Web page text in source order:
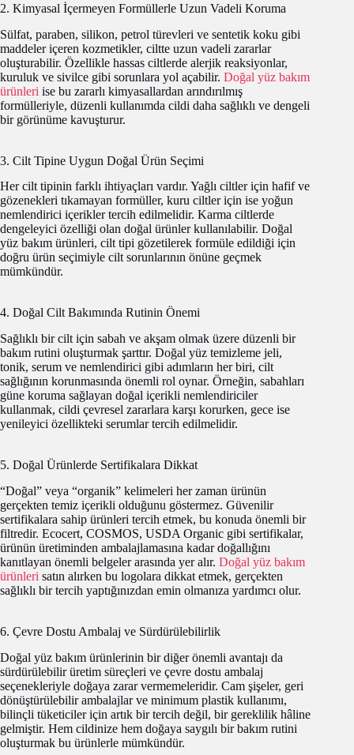
2. Kimyasal İçermeyen Formüllerle Uzun Vadeli Koruma
Sülfat, paraben, silikon, petrol türevleri ve sentetik koku gibi
maddeler içeren kozmetikler, ciltte uzun vadeli zararlar
oluşturabilir. Özellikle hassas ciltlerde alerjik reaksiyonlar,
kuruluk ve sivilce gibi sorunlara yol açabilir. Doğal yüz bakım
ürünleri ise bu zararlı kimyasallardan arındırılmış
formülleriyle, düzenli kullanımda cildi daha sağlıklı ve dengeli
bir görünüme kavuşturur.
3. Cilt Tipine Uygun Doğal Ürün Seçimi
Her cilt tipinin farklı ihtiyaçları vardır. Yağlı ciltler için hafif ve
gözenekleri tıkamayan formüller, kuru ciltler için ise yoğun
nemlendirici içerikler tercih edilmelidir. Karma ciltlerde
dengeleyici özelliği olan doğal ürünler kullanılabilir. Doğal
yüz bakım ürünleri, cilt tipi gözetilerek formüle edildiği için
doğru ürün seçimiyle cilt sorunlarının önüne geçmek
mümkündür.
4. Doğal Cilt Bakımında Rutinin Önemi
Sağlıklı bir cilt için sabah ve akşam olmak üzere düzenli bir
bakım rutini oluşturmak şarttır. Doğal yüz temizleme jeli,
tonik, serum ve nemlendirici gibi adımların her biri, cilt
sağlığının korunmasında önemli rol oynar. Örneğin, sabahları
güne koruma sağlayan doğal içerikli nemlendiriciler
kullanmak, cildi çevresel zararlara karşı korurken, gece ise
yenileyici özellikteki serumlar tercih edilmelidir.
5. Doğal Ürünlerde Sertifikalara Dikkat
“Doğal” veya “organik” kelimeleri her zaman ürünün
gerçekten temiz içerikli olduğunu göstermez. Güvenilir
sertifikalara sahip ürünleri tercih etmek, bu konuda önemli bir
filtredir. Ecocert, COSMOS, USDA Organic gibi sertifikalar,
ürünün üretiminden ambalajlamasına kadar doğallığını
kanıtlayan önemli belgeler arasında yer alır. Doğal yüz bakım
ürünleri satın alırken bu logolara dikkat etmek, gerçekten
sağlıklı bir tercih yaptığınızdan emin olmanıza yardımcı olur.
6. Çevre Dostu Ambalaj ve Sürdürülebilirlik
Doğal yüz bakım ürünlerinin bir diğer önemli avantajı da
sürdürülebilir üretim süreçleri ve çevre dostu ambalaj
seçenekleriyle doğaya zarar vermemeleridir. Cam şişeler, geri
dönüştürülebilir ambalajlar ve minimum plastik kullanımı,
bilinçli tüketiciler için artık bir tercih değil, bir gereklilik hâline
gelmiştir. Hem cildinize hem doğaya saygılı bir bakım rutini
oluşturmak bu ürünlerle mümkündür.